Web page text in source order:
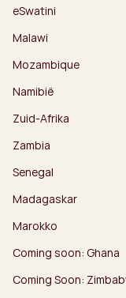
eSwatini
Malawi
Mozambique
Namibië
Zuid-Afrika
Zambia
Senegal
Madagaskar
Marokko
Coming soon: Ghana
Coming Soon: